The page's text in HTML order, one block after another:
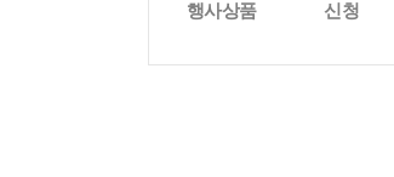
행사상품
신청